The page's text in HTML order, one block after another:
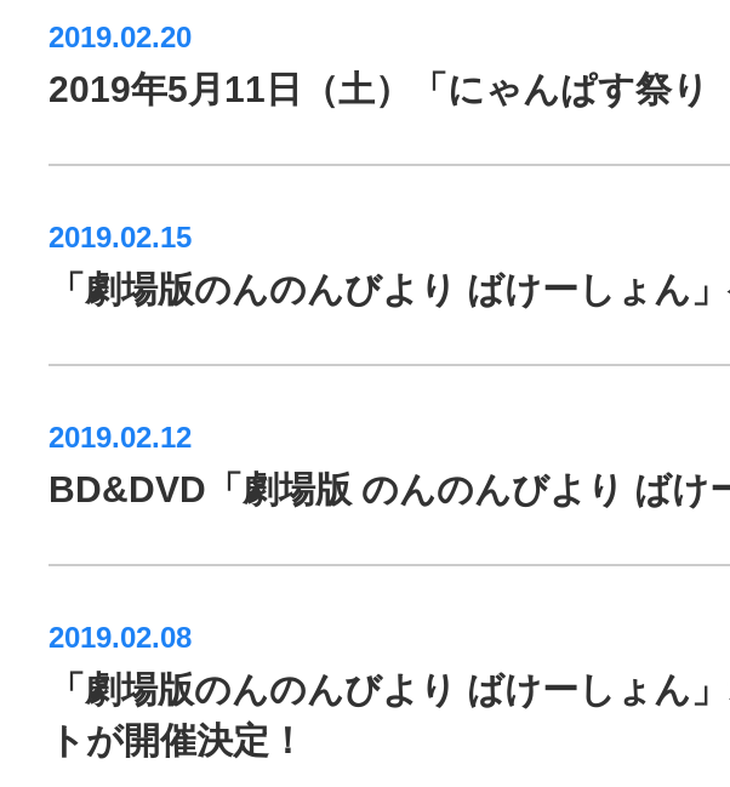
2019.02.20
2019年5月11日（土）「にゃんぱす祭
2019.02.15
「劇場版のんのんびより ばけーしょん
2019.02.12
BD&DVD「劇場版 のんのんびより ばけ
2019.02.08
「劇場版のんのんびより ばけーしょん
トが開催決定！